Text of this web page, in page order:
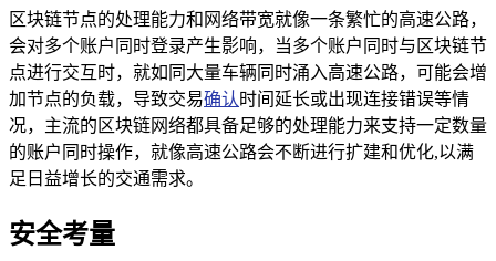
区块链节点的处理能力和网络带宽就像一条繁忙的高速公路，
会对多个账户同时登录产生影响，当多个账户同时与区块链节
点进行交互时，就如同大量车辆同时涌入高速公路，可能会增
加节点的负载，导致交易确认 时间延长或出现连接错误等情
况，主流的区块链网络都具备足够的处理能力来支持一定数量
的账户同时操作，就像高速公路会不断进行扩建和优化,以满
足日益增长的交通需求。
安全考量